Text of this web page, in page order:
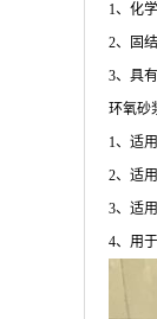
1、化
2、固
3、具
环氧砂
1、适
2、适
3、适
4、用